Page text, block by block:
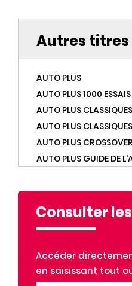
Autres titres
AUTO PLUS
AUTO PLUS 1000 ESSAIS
AUTO PLUS CLASSIQUES
AUTO PLUS
AUTO PLUS
AUTO PLUS GUIDE DE
AUTO PLUS
AUTO PLUS VERT
BIBA
BIBA MUM
Consulter
Accéder
en saisissant tout